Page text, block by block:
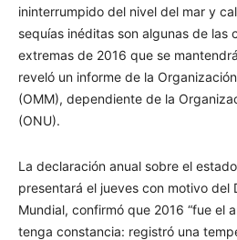
ininterrumpido del nivel del mar y
sequías inéditas son algunas de las
extremas de 2016 que se
reveló un informe de la
(OMM), dependiente de la
(ONU).
La declaración anual sobre el
presentará el jueves con motivo del
Mundial, confirmó que 2016 “fue el
tenga constancia: registró una